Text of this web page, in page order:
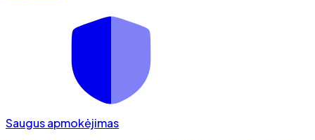
Saugus apmokėjimas